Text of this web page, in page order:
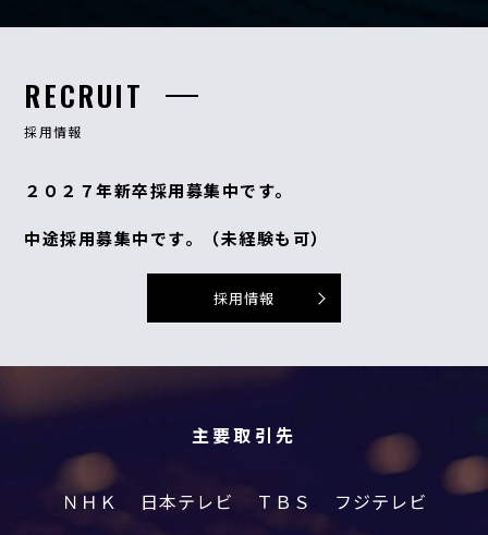
RECRUIT
採用情報
２０２７年新卒採用募集中です。
中途採用募集中です。（未経験も可）
採用情報
主要取引先
ＮＨＫ 日本テレビ ＴＢＳ
フジテレビ